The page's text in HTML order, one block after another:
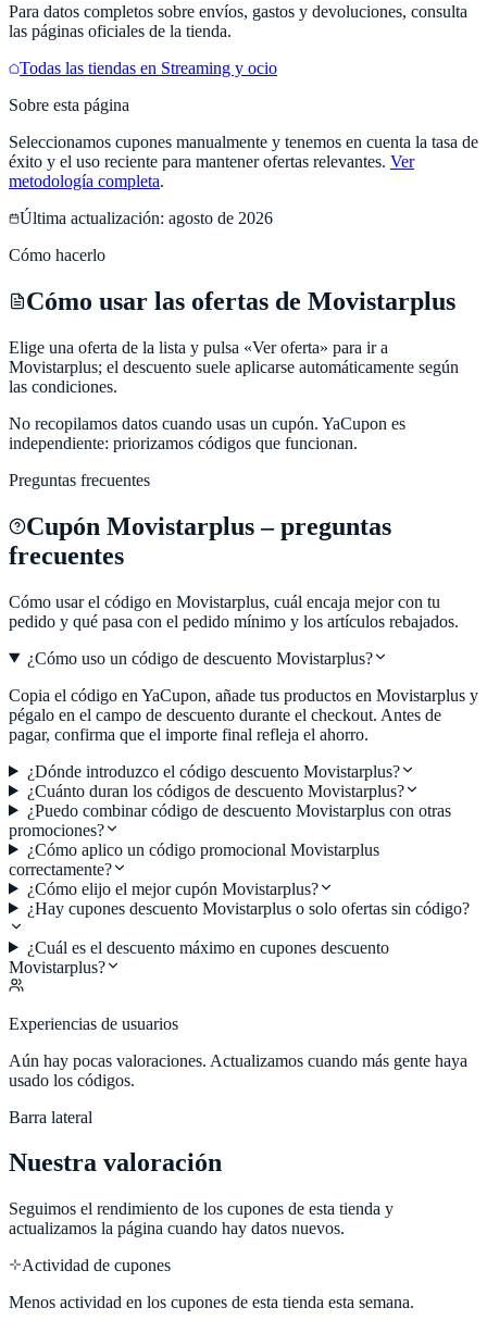
Para datos completos sobre envíos, gastos y devoluciones, consulta
las páginas oficiales de la tienda.
Todas las tiendas en Streaming y ocio
Sobre esta página
Seleccionamos cupones manualmente y tenemos en cuenta la tasa de
éxito y el uso reciente para mantener ofertas relevantes. Ver
metodología completa.
Última actualización: agosto de 2026
Cómo hacerlo
Cómo usar las ofertas de Movistarplus
Elige una oferta de la lista y pulsa «Ver oferta» para ir a
Movistarplus; el descuento suele aplicarse automáticamente según
las condiciones.
No recopilamos datos cuando usas un cupón. YaCupon es
independiente: priorizamos códigos que funcionan.
Preguntas frecuentes
Cupón Movistarplus– preguntas
frecuentes
Cómo usar el código en Movistarplus, cuál encaja mejor con tu
pedido y qué pasa con el pedido mínimo y los artículos rebajados.
¿Cómo uso un código de descuento Movistarplus?
Copia el código en YaCupon, añade tus productos en Movistarplus y
pégalo en el campo de descuento durante el checkout. Antes de
pagar, confirma que el importe final refleja el ahorro.
¿Dónde introduzco el código descuento Movistarplus?
¿Cuánto duran los códigos de descuento Movistarplus?
¿Puedo combinar código de descuento Movistarplus con otras
promociones?
¿Cómo aplico un código promocional Movistarplus
correctamente?
¿Cómo elijo el mejor cupón Movistarplus?
¿Hay cupones descuento Movistarplus o solo ofertas sin código?
¿Cuál es el descuento máximo en cupones descuento
Movistarplus?
Experiencias de usuarios
Aún hay pocas valoraciones. Actualizamos cuando más gente haya
usado los códigos.
Barra lateral
Nuestra valoración
Seguimos el rendimiento de los cupones de esta tienda y
actualizamos la página cuando hay datos nuevos.
Actividad de cupones
Menos actividad en los cupones de esta tienda esta semana.